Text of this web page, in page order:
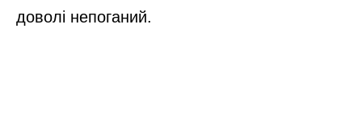
доволі непоганий.